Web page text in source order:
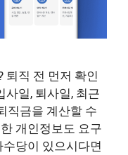
퇴직 전 먼저 확인
사일, 퇴사일, 최근
직금을 계산할 수
개인정보도 요구
당이 있으시다면